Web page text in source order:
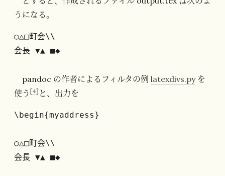
うになる。
○△□町会\\
会長 ▼▲ ■◆
pandoc の作者によるフィルタの例 latexdivs.pyを
使う [4] と、出力を
\begin{myaddress}
○△□町会\\
会長 ▼▲ ■◆